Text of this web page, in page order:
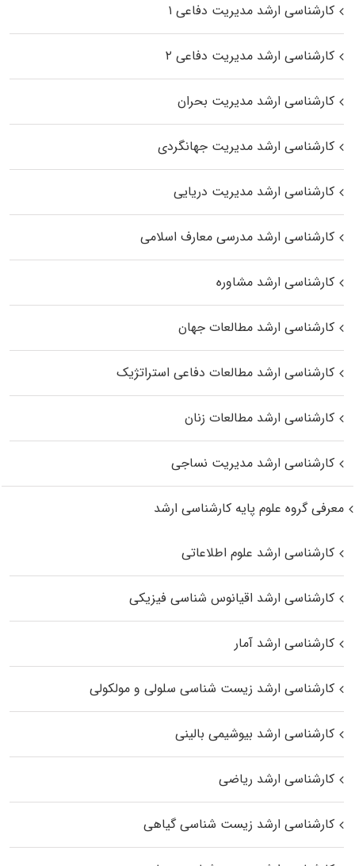
کارشناسی ارشد مدیریت دفاعی ۱
کارشناسی ارشد مدیریت دفاعی ۲
کارشناسی ارشد مدیریت بحران
کارشناسی ارشد مدیریت جهانگردی
کارشناسی ارشد مدیریت دریایی
کارشناسی ارشد مدرسی معارف اسلامی
کارشناسی ارشد مشاوره
کارشناسی ارشد مطالعات جهان
کارشناسی ارشد مطالعات دفاعی استراتژیک
کارشناسی ارشد مطالعات زنان
کارشناسی ارشد مدیریت نساجی
معرفی گروه علوم پایه کارشناسی ارشد
کارشناسی ارشد علوم اطلاعاتی
کارشناسی ارشد اقیانوس‌ شناسی فیزیکی
کارشناسی ارشد آمار
کارشناسی ارشد زیست شناسی سلولی و مولکولی
کارشناسی ارشد بیوشیمی بالینی
کارشناسی ارشد ریاضی
کارشناسی ارشد زیست‌ شناسی گیاهی